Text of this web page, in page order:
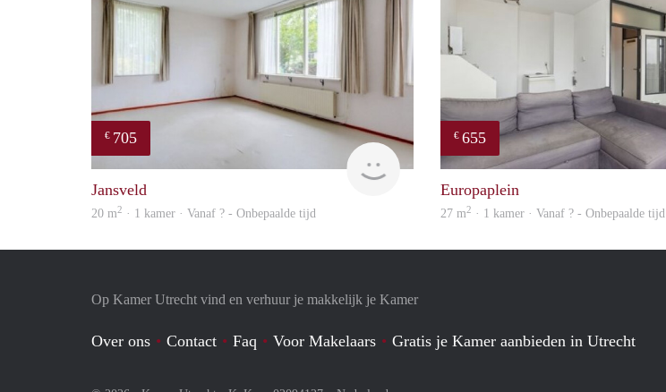
€ 705
finder
Jansveld
20 m2 · 1 kamer · Vanaf ? - Onbepaalde tijd
€ 655
Europaplein
27 m2 · 1 kamer · Vanaf ? - Onbepaalde tijd
Op Kamer Utrecht vind en verhuur je makkelijk je Kamer
Over ons Contact Faq Voor Makelaars Gratis je Kamer aanbieden in Utrecht